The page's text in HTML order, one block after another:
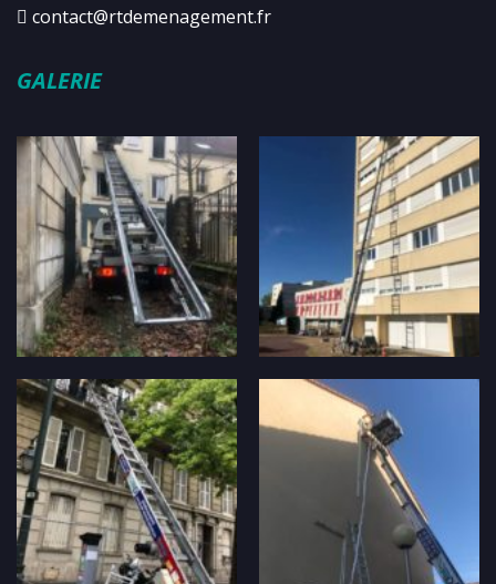
contact@rtdemenagement.fr
GALERIE